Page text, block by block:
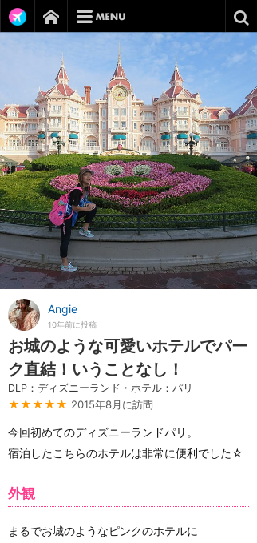
Angie
10年前に投稿
お城のような可愛いホテルでパー
ク直結！いうことなし！
DLP：ディズニーランド・ホテル：パリ
★★★★★ 2015年8月に訪問
今回初めてのディズニーランドパリ。
宿泊したこちらのホテルは非常に便利でした☆
外観
まるでお城のようなピンクのホテルに